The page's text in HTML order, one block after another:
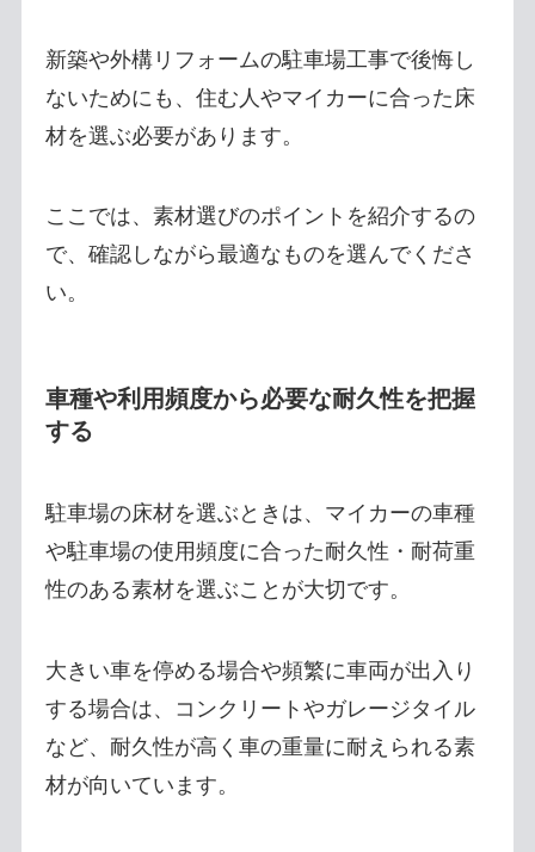
新築や外構リフォームの駐車場工事で後悔し
ないためにも、住む人やマイカーに合った床
材を選ぶ必要があります。
ここでは、素材選びのポイントを紹介するの
で、確認しながら最適なものを選んでくださ
い。
車種や利用頻度から必要な耐久性を把握
する
駐車場の床材を選ぶときは、マイカーの車種
や駐車場の使用頻度に合った耐久性・耐荷重
性のある素材を選ぶことが大切です。
大きい車を停める場合や頻繁に車両が出入り
する場合は、コンクリートやガレージタイル
など、耐久性が高く車の重量に耐えられる素
材が向いています。